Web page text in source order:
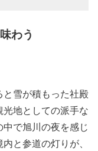
わう
雪が積もった社殿
地としての派手な
で旭川の夜を感じ
と参道の灯りが、